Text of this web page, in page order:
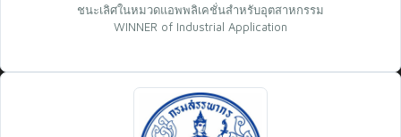
ชนะเลิศในหมวดแอพพลิเคชั่นสำหรับอุตสาหกรรม
WINNER of Industrial Application